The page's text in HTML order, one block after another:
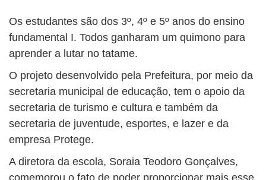
Os estudantes são dos 3º, 4º e 5º anos do ensino
fundamental I. Todos ganharam um quimono para
aprender a lutar no tatame.
O projeto desenvolvido pela Prefeitura, por meio da
secretaria municipal de educação, tem o apoio da
secretaria de turismo e cultura e também da
secretaria de juventude, esportes, e lazer e da
empresa Protege.
A diretora da escola, Soraia Teodoro Gonçalves,
comemorou o fato de poder proporcionar mais esse